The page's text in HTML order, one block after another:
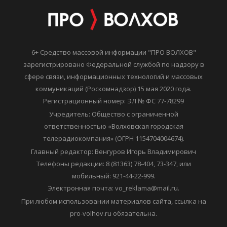
6+ Средство массовой информации "ПРО ВОЛХОВ"
зарегистрировано Федеральной службой по надзору в
сфере связи, информационных технологий и массовых
коммуникаций (Роскомнадзор) 15 мая 2020 года.
Регистрационный номер: ЭЛ № ФС 77-78299
Учредитель: Общество с ограниченной
ответственностью «Волховская городская
телерадиокомпания» (ОГРН 1154704004674).
Главный редактор: Венгуров Игорь Владимирович
Телефоны редакции: 8 (81363) 78-404, 73-347, или
мобильный: 921-44-22-999.
Электронная почта: vo_reklama@mail.ru.
При любом использовании материалов сайта, ссылка на